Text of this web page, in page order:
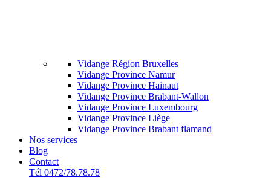
Vidange Région Bruxelles
Vidange Province Namur
Vidange Province Hainaut
Vidange Province Brabant-Wallon
Vidange Province Luxembourg
Vidange Province Liège
Vidange Province Brabant flamand
Nos services
Blog
Contact
Tél 0472/78.78.78